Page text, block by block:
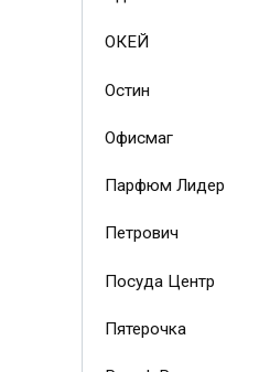
ОКЕЙ
Остин
Офисмаг
Парфюм Лидер
Петрович
Посуда Центр
Пятерочка